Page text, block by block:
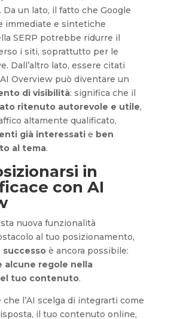
Da un lato, il fatto che Google
immediate e sintetiche
SERP potrebbe ridurre il
i siti, soprattutto per le
Dall’altro lato, essere citati
Overview può diventare un
di visibilità: significa che il
ritenuto autorevole e utile,
altamente qualificato,
già interessatie ben
al tema.
in
con AI
nuova funzionalità
al tuo posizionamento,
è ancora possibile:
alcune regole nella
tuo contenuto.
l’AI scelga di integrarti come
il tuo contenuto online,